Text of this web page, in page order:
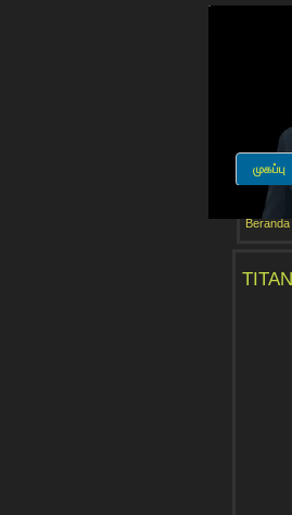
முகப்பு
Beranda